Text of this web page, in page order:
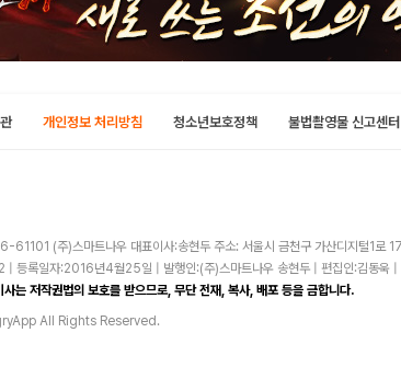
개인정보 처리방침 청소년보호정책 불법촬영물 신고센터
61101 (주)스마트나우 대표이사:송현두 주소: 서울시 금천구 가산디지
등록일자:2016년4월25일 | 발행인:(주)스마트나우 송현두 | 편집인:김동욱 |
는 저작권법의 보호를 받으므로, 무단 전재, 복사, 배포 등을 금합니다.
All Rights Reserved.